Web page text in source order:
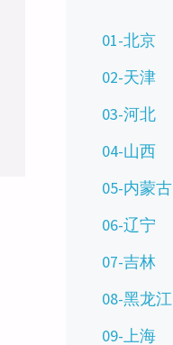
01-北京
02-天津
03-河北
04-山西
05-内蒙古
06-辽宁
07-吉林
08-黑龙江
09-上海